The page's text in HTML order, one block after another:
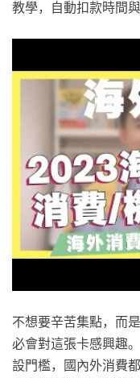
教學，自動扣款時間
不想要辛苦集點，而
必會對這張卡感興趣
設門檻，國內外消費